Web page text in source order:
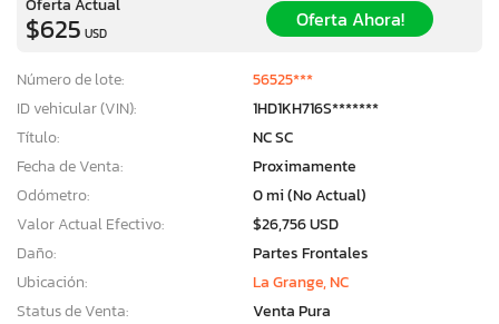
$625 USD
Oferta Ahora!
Número de lote:
56525***
ID vehicular (VIN):
1HD1KH716S*******
Título:
NC SC
Fecha de Venta:
Proximamente
Odómetro:
0 mi (No Actual)
Valor Actual Efectivo:
$26,756 USD
Daño:
Partes Frontales
Ubicación:
La Grange, NC
Status de Venta:
Venta Pura